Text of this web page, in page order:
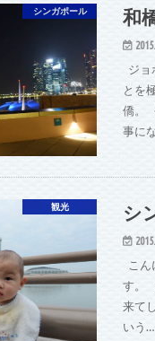
シンガポール 和
ジョ
とを
僑。
事に
観光 シ
こ
す。
来て
いう…